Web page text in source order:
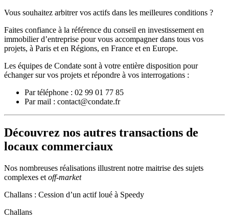
Vous souhaitez arbitrer vos actifs dans les meilleures conditions ?
Faites confiance à la référence du conseil en investissement en
immobilier d’entreprise pour vous accompagner dans tous vos
projets, à Paris et en Régions, en France et en Europe.
Les équipes de Condate sont à votre entière disposition pour
échanger sur vos projets et répondre à vos interrogations :
Par téléphone : 02 99 01 77 85
Par mail : contact@condate.fr
Découvrez nos autres transactions de
locaux commerciaux
Nos nombreuses réalisations illustrent notre maitrise des sujets
complexes et off-market
Challans : Cession d’un actif loué à Speedy
Challans